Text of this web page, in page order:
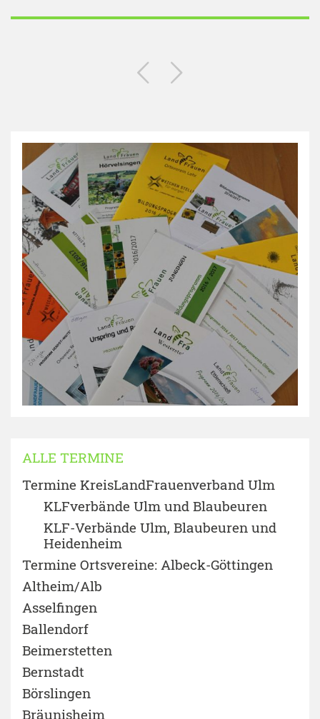
ALLE TERMINE
Termine KreisLandFrauenverband Ulm
KLFverbände Ulm und Blaubeuren
KLF-Verbände Ulm, Blaubeuren und
Heidenheim
Termine Ortsvereine: Albeck-Göttingen
Altheim/Alb
Asselfingen
Ballendorf
Beimerstetten
Bernstadt
Börslingen
Bräunisheim